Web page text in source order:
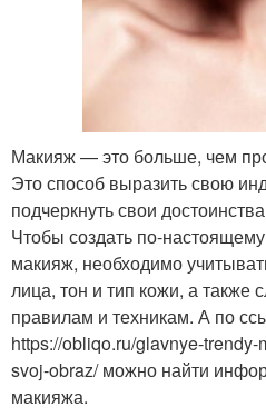
Макияж — это больше, чем
Это способ выразить свою
подчеркнуть свои
Чтобы создать по-
макияж, необходимо
лица, тон и тип кожи, а также
правилам и техникам. А по
https://obliqo.ru/glavnye-
svoj-obraz/ можно найти
макияжа.